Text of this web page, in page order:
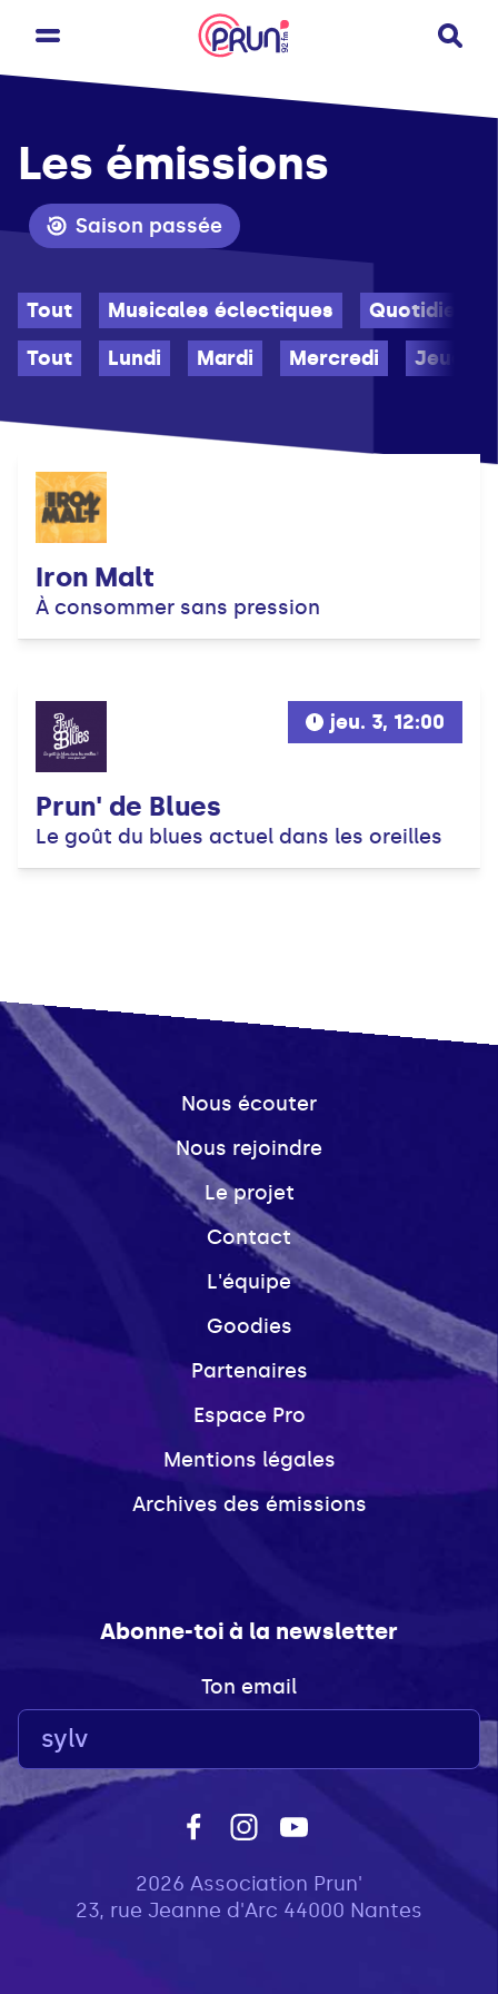
Les émissions
Saison passée
Tout Musicales éclectiques
Tout
Lundi Mardi Mercredi Jeudi
Iron Malt
À consommer sans pression
jeu. 3, 12:00
Prun' de Blues
Le goût du blues actuel dans les oreilles
Nous écouter
Nous rejoindre
Le projet
Contact
L'équipe
Goodies
Partenaires
Espace Pro
Mentions légales
Archives des émissions
Abonne-toi à la newsletter
Ton email
2026 Association Prun'
23, rue Jeanne d'Arc 44000 Nantes